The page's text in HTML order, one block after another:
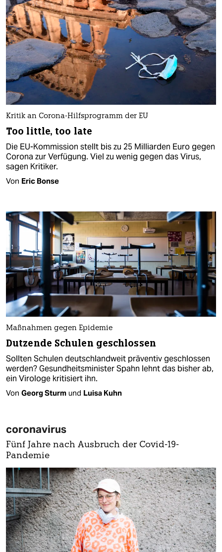
Kritik an Corona-Hilfsprogramm der EU
Too little, too late
Die EU-Kommission stellt bis zu 25 Milliarden Euro gegen
Corona zur Verfügung. Viel zu wenig gegen das Virus,
sagen Kritiker.
Von Eric Bonse
Maßnahmen gegen Epidemie
Dutzende Schulen geschlossen
Sollten Schulen deutschlandweit präventiv geschlossen
werden? Gesundheitsminister Spahn lehnt das bisher ab,
ein Virologe kritisiert ihn.
Von Georg Sturm und Luisa Kuhn
coronavirus
Fünf Jahre nach Ausbruch der Covid-19-
Pandemie